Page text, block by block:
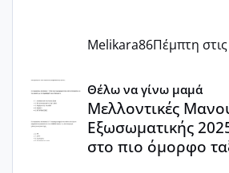
Melikara86Πέμπτη
Μελλοντικές Μανούλες
Θέλω να γίνω μαμά
Μελλοντικές
Εξωσωματικής
στο πιο όμορφο